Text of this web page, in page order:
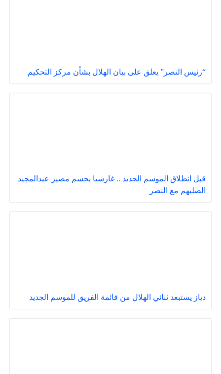
“رئيس النصر” يعلق على بيان الهلال بشأن مركز التحكيم
قبل انطلاق الموسم الجديد .. غارسيا يحسم مصير عبدالمجيد
الصليهم مع النصر
دياز يستبعد ثنائي الهلال من قائمة الفريق للموسم الجديد